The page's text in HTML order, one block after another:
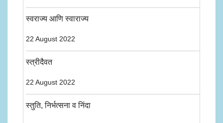
स्वराज्य आणि स्वाराज्य
22 August 2022
स्त्रीदैवत
22 August 2022
स्तुति, निर्भत्सना व निंदा